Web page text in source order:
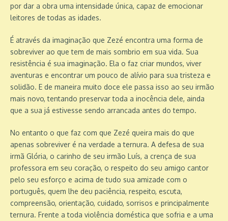
por dar a obra uma intensidade única, capaz de emocionar
leitores de todas as idades.
É através da imaginação que Zezé encontra uma forma de
sobreviver ao que tem de mais sombrio em sua vida. Sua
resistência é sua imaginação. Ela o faz criar mundos, viver
aventuras e encontrar um pouco de alívio para sua tristeza e
solidão. E de maneira muito doce ele passa isso ao seu irmão
mais novo, tentando preservar toda a inocência dele, ainda
que a sua já estivesse sendo arrancada antes do tempo.
No entanto o que faz com que Zezé queira mais do que
apenas sobreviver é na verdade a ternura. A defesa de sua
irmã Glória, o carinho de seu irmão Luís, a crença de sua
professora em seu coração, o respeito do seu amigo cantor
pelo seu esforço e acima de tudo sua amizade com o
português, quem lhe deu paciência, respeito, escuta,
compreensão, orientação, cuidado, sorrisos e principalmente
ternura. Frente a toda violência doméstica que sofria e a uma